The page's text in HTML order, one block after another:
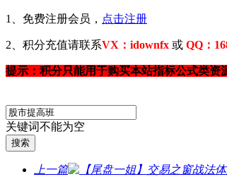
1、免费注册会员， 点击注册
2、积分充值请联系VX：idownfx 或 QQ：
提示：积分只能用于购买本站指标公式类资
关键词不能为空
上一篇